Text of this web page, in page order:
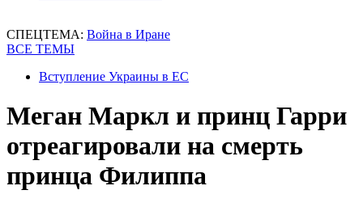
СПЕЦТЕМА: Война в Иране
ВСЕ ТЕМЫ
Вступление Украины в ЕС
Меган Маркл и принц Гарри
отреагировали на смерть
принца Филиппа